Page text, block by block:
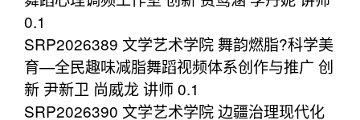
0.1
SRP2026389 文学艺术学院 舞韵燃脂?科学美
育—全民趣味减脂舞蹈视频体系创作与推广 创
新 尹新卫 尚威龙 讲师 0.1
SRP2026390 文学艺术学院 边疆治理现代化